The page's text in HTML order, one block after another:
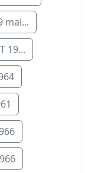
mai...
19...